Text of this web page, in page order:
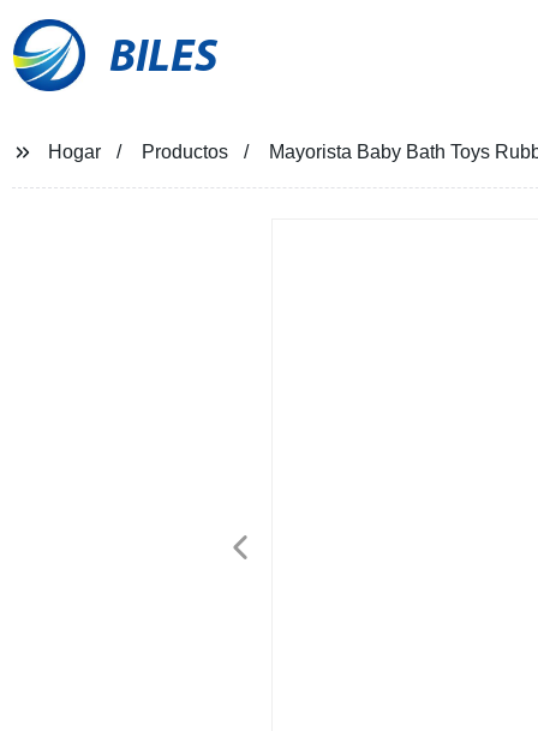
BILES
Hogar Productos Mayorista Baby Bath Toys